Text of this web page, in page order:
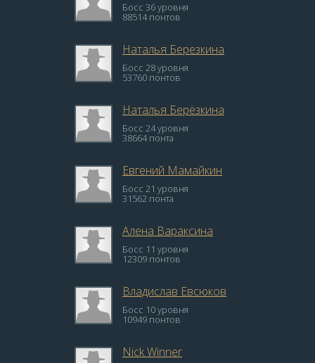
Босс 36 уровня
88514 понтов
Наталья Березкина
Босс 28 уровня
53760 понтов
Наталья Берёзкина
Босс 24 уровня
38664 понта
Евгений Мамайкин
Босс 21 уровня
31562 понта
Алена Вараксина
Босс 11 уровня
12309 понтов
Владислав Евсюков
Босс 10 уровня
10949 понтов
Nick Winner